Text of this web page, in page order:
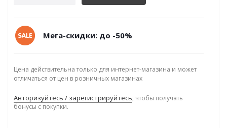
Мега-скидки: до -50%
Цена действительна только для интернет-магазина и может
отличаться от цен в розничных магазинах
Авторизуйтесь / зарегистрируйтесь, чтобы получать
бонусы с покупки.